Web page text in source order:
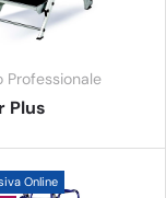
Professionale
Plus
Online